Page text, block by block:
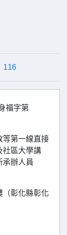
116
福字第
等第一線直接
社區大學講
承辦人員
（彰化縣彰化